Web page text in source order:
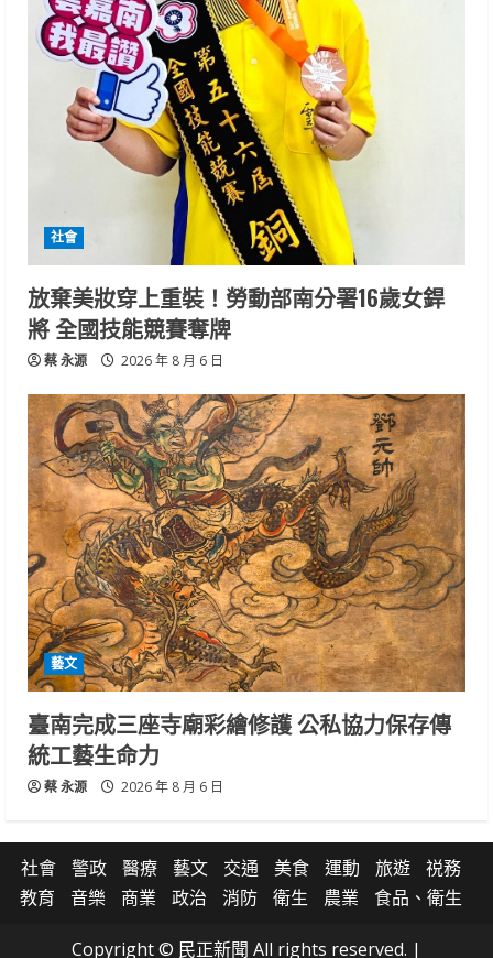
社會
放棄美妝穿上重裝！勞動部南分署16歲女銲
將 全國技能競賽奪牌
蔡 永源 2026 年 8 月 6 日
藝文
臺南完成三座寺廟彩繪修護 公私協力保存傳
統工藝生命力
蔡 永源 2026 年 8 月 6 日
社會 警政 醫療 藝文 交通 美食 運動 旅遊
祱務
教育
音樂 商業 政治 消防 衛生 農業 食品、衛生
Copyright © 民正新聞 All rights reserved. |